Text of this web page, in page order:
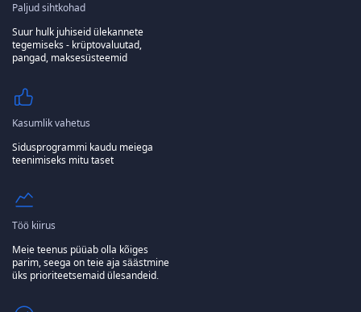
Paljud sihtkohad
Suur hulk juhiseid ülekannete
tegemiseks - krüptovaluutad,
pangad, maksesüsteemid
Kasumlik vahetus
Sidusprogrammi kaudu meiega
teenimiseks mitu taset
Töö kiirus
Meie teenus püüab olla kõiges
parim, seega on teie aja säästmine
üks prioriteetsemaid ülesandeid.